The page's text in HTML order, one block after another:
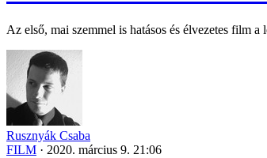
Az első, mai szemmel is hatásos és élvezetes film a
Rusznyák Csaba
FILM · 2020. március 9. 21:06